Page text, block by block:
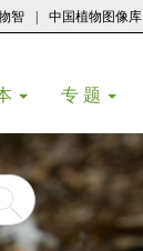
智 中国植物图像库
专 题